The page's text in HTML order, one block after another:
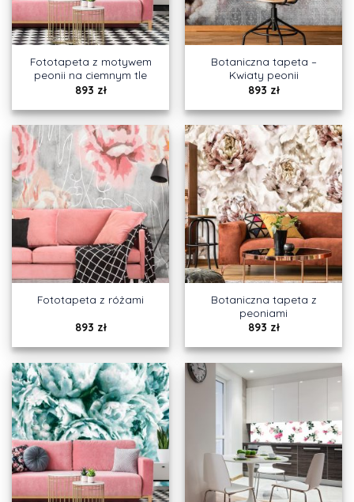
Fototapeta z motywem
peonii na ciemnym tle
893 zł
Botaniczna tapeta –
Kwiaty peonii
893 zł
Fototapeta z różami
893 zł
Botaniczna tapeta z
peoniami
893 zł